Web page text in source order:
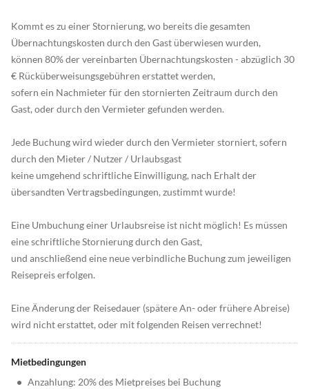
Kommt es zu einer Stornierung, wo bereits die gesamten
Übernachtungskosten durch den Gast überwiesen wurden,
können 80% der vereinbarten Übernachtungskosten - abzüglich 30
€ Rücküberweisungsgebühren erstattet werden,
sofern ein Nachmieter für den stornierten Zeitraum durch den
Gast, oder durch den Vermieter gefunden werden.
Jede Buchung wird wieder durch den Vermieter storniert, sofern
durch den Mieter / Nutzer / Urlaubsgast
keine umgehend schriftliche Einwilligung, nach Erhalt der
übersandten Vertragsbedingungen, zustimmt wurde!
Eine Umbuchung einer Urlaubsreise ist nicht möglich! Es müssen
eine schriftliche Stornierung durch den Gast,
und anschließend eine neue verbindliche Buchung zum jeweiligen
Reisepreis erfolgen.
Eine Änderung der Reisedauer (spätere An- oder frühere Abreise)
wird nicht erstattet, oder mit folgenden Reisen verrechnet!
Mietbedingungen
• Anzahlung: 20% des Mietpreises bei Buchung